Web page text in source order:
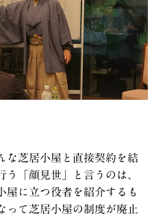
な芝居小屋と直接契約を結
う「顔見世」と言うのは、
屋に立つ役者を紹介するも
って芝居小屋の制度が廃止